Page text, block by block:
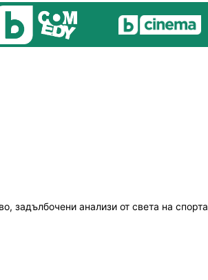
задълбочени анализи от света на спорта